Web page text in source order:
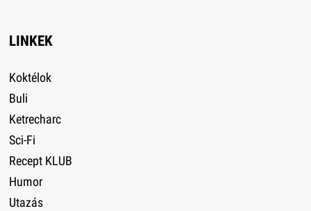
LINKEK
Koktélok
Buli
Ketrecharc
Sci-Fi
Recept KLUB
Humor
Utazás